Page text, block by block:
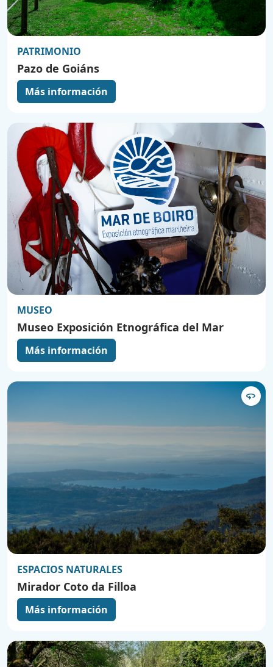
PATRIMONIO
Pazo de Goiáns
Más información
MUSEO
Museo Exposición Etnográfica del Mar
Más información
360
ESPACIOS NATURALES
Mirador Coto da Filloa
Más información